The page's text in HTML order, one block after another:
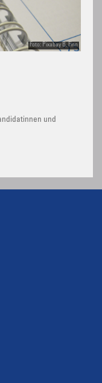
Foto: Pixabay B. Finn
und